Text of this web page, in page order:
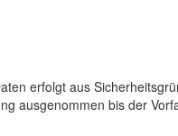
erfolgt aus
ausgenommen bis der